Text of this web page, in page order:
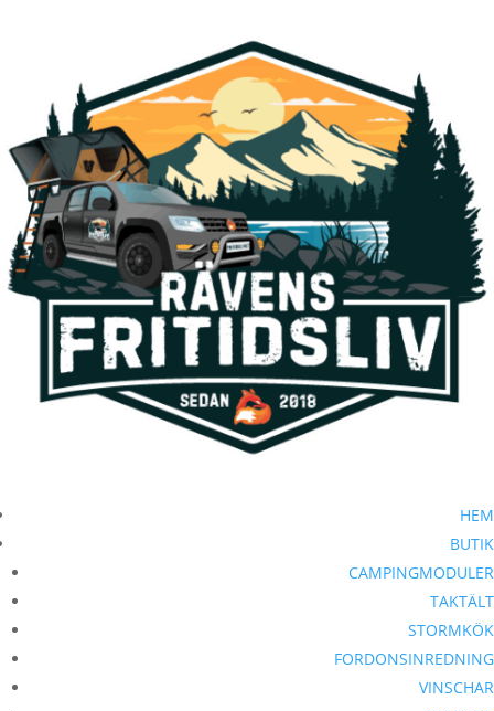
HEM
BUTIK
CAMPINGMODULER
TAKTÄLT
STORMKÖK
FORDONSINREDNING
VINSCHAR